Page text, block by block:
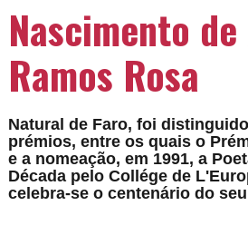
Nascimento
Ramos Rosa
Natural de Faro, foi
prémios, entre os quais o
e a nomeação, em 1991, a
Década pelo Collége de
celebra-se o centenário do